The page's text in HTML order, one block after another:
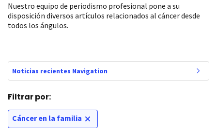
Nuestro equipo de periodismo profesional pone a su
disposición diversos artículos relacionados al cáncer desde
todos los ángulos.
Noticias recientes Navigation
Filtrar por:
Cáncer en la familia